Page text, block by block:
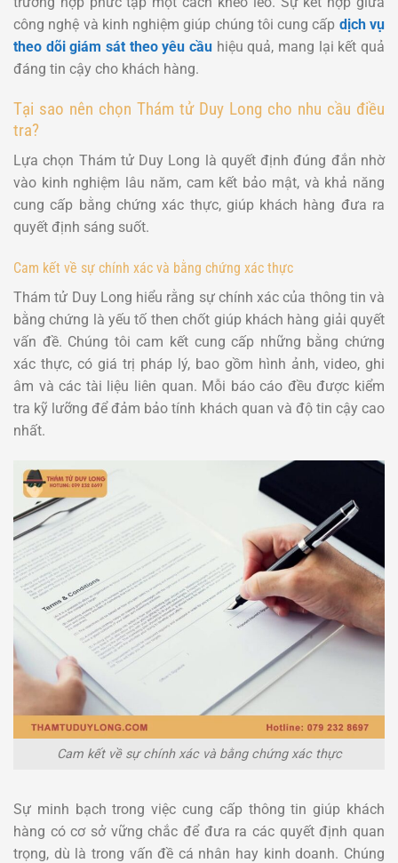
công nghệ và kinh nghiệm giúp chúng tôi cung cấp dịch vụ
theo dõi giám sát theo yêu cầu hiệu quả, mang lại kết quả
đáng tin cậy cho khách hàng.
Tại sao nên chọn Thám tử Duy Long cho nhu cầu điều
tra?
Lựa chọn Thám tử Duy Long là quyết định đúng đắn nhờ
vào kinh nghiệm lâu năm, cam kết bảo mật, và khả năng
cung cấp bằng chứng xác thực, giúp khách hàng đưa ra
quyết định sáng suốt.
Cam kết về sự chính xác và bằng chứng xác thực
Thám tử Duy Long hiểu rằng sự chính xác của thông tin và
bằng chứng là yếu tố then chốt giúp khách hàng giải quyết
vấn đề. Chúng tôi cam kết cung cấp những bằng chứng
xác thực, có giá trị pháp lý, bao gồm hình ảnh, video, ghi
âm và các tài liệu liên quan. Mỗi báo cáo đều được kiểm
tra kỹ lưỡng để đảm bảo tính khách quan và độ tin cậy cao
nhất.
Cam kết về sự chính xác và bằng chứng xác thực
Sự minh bạch trong việc cung cấp thông tin giúp khách
hàng có cơ sở vững chắc để đưa ra các quyết định quan
trọng, dù là trong vấn đề cá nhân hay kinh doanh. Chúng